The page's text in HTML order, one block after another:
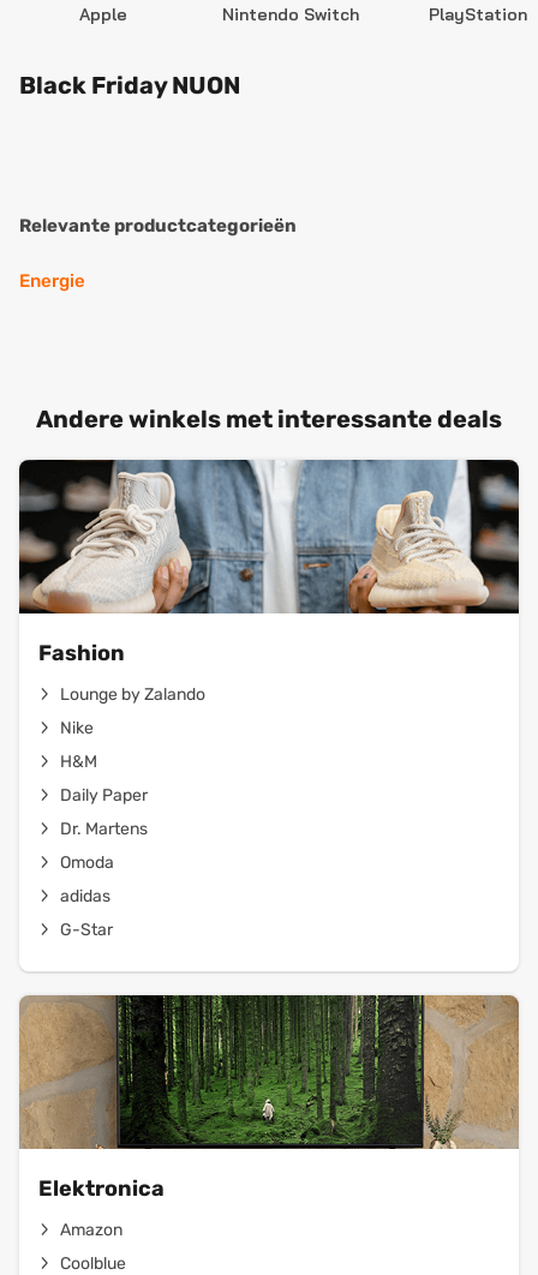
Apple Nintendo Switch PlayStation
Black Friday NUON
Relevante productcategorieën
Energie
Andere winkels met interessante deals
Fashion
Lounge by Zalando
Nike
H&M
Daily Paper
Dr. Martens
Omoda
adidas
G-Star
Elektronica
Amazon
Coolblue